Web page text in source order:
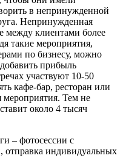
в непринужденной
Непринужденная
между клиентами более
такие мероприятия,
по бизнесу, можно
прибыль
участвуют 10-50
кафе-бар, ресторан или
мероприятия. Тем не
около 4 тысяч
– фотосессии с
индивидуальных